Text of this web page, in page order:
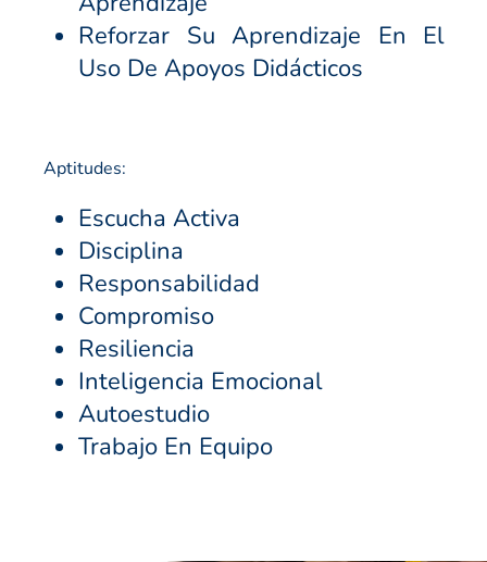
Reforzar Su Aprendizaje En El
Uso De Apoyos Didácticos
Aptitudes:
Escucha Activa
Disciplina
Responsabilidad
Compromiso
Resiliencia
Inteligencia Emocional
Autoestudio
Trabajo En Equipo